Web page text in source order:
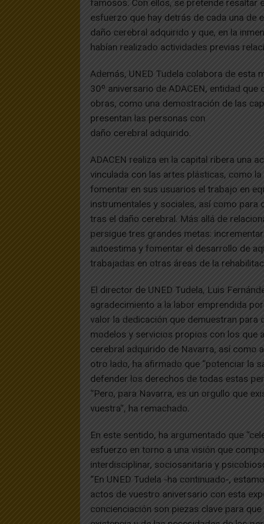
famosos. Con ellos, se pretende resaltar
esfuerzo que hay detrás de cada una de
daño cerebral adquirido y que, en la
habían realizado actividades previas
Además, UNED Tudela colabora de esta
30º aniversario de ADACEN, entidad
obras, como una demostración de las
presentan las personas con
daño cerebral adquirido.
ADACEN realiza en la capital ribera una
vinculada con las artes plásticas, como
fomentar en sus usuarios el trabajo en
instrumentales y sociales, así como para
tras el daño cerebral. Más allá de
persigue tres grandes metas:
autoestima y fomentar el desarrollo de
trabajadas en otras áreas de la
El director de UNED Tudela, Luis
agradecimiento a la labor emprendida
valor la dedicación que demuestran para
modelos y servicios propios con los que
cerebral adquirido de Navarra, así como
otro lado, ha afirmado que “potenciar la
defender los derechos de todas estas
“Pero, para Navarra, es un orgullo que
vuestra”, ha remachado.
En este sentido, ha argumentado que
esfuerzo en torno a una visión que
interdisciplinar, sociosanitaria y
“En UNED Tudela -ha continuado-,
actos de vuestro aniversario con esta
concienciación son piezas clave para